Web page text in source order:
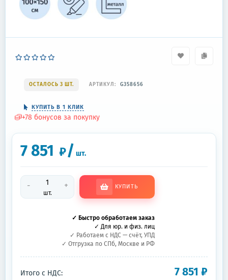
ОСТАЛОСЬ 3 ШТ. АРТИКУЛ: G358656
КУПИТЬ В 1 КЛИК
+78 бонусов за покупку
7 851 ₽/ шт.
-
шт.
+ КУПИТЬ
✓ Быстро обработаем заказ
✓ Для юр. и физ. лиц
✓ Работаем с НДС — счёт, УПД
✓ Отгрузка по СПб, Москве и РФ
Итого с НДС: 7 851 ₽